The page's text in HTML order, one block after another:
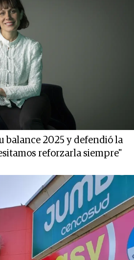
balance 2025 y defendió la
reforzarla siempre"